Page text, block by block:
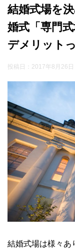
結婚式場を
婚式「専門
デメリット
投稿日：2017年8月26日
結婚式場は様々あ